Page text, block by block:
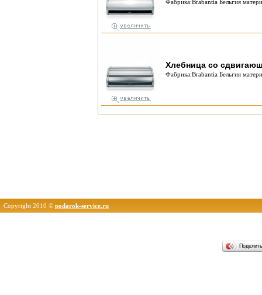
Фабрика:Brabantia Бельгия
Хлебница со
Фабрика:Brabantia Бельгия
Copyright 2010 © podarok-service.ru